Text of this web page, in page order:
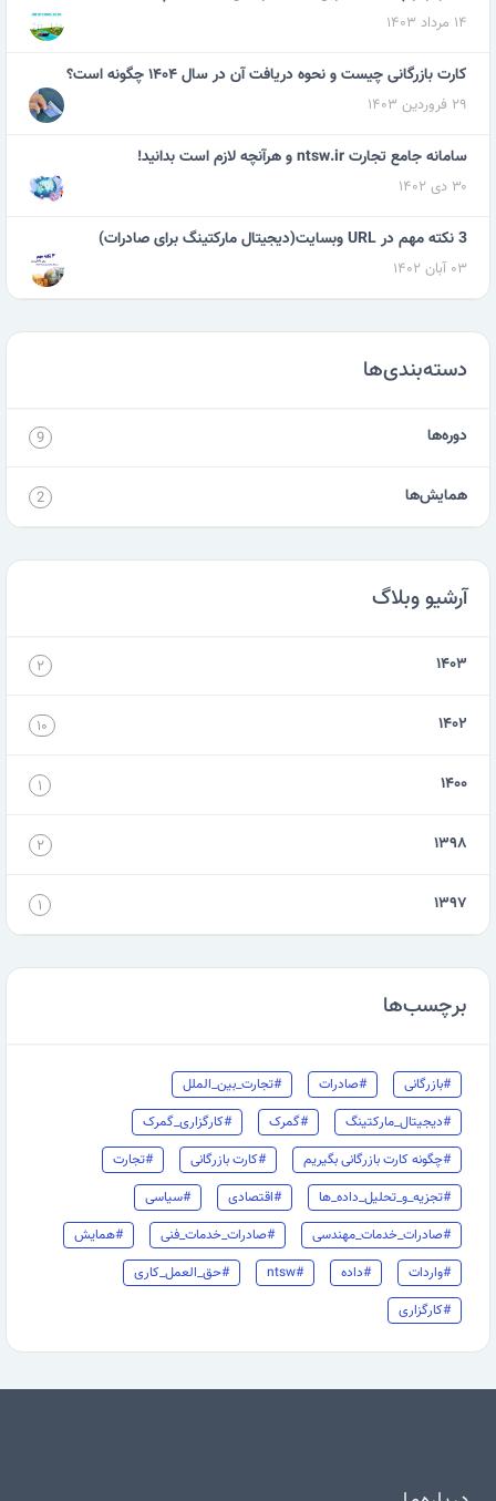
۱۴ مرداد ۱۴۰۳
کارت بازرگانی چیست و نحوه دریافت آن در سال ۱۴۰۴ چگونه است؟
۲۹ فروردین ۱۴۰۳
سامانه جامع تجارت ntsw.ir و هرآنچه لازم است بدانید!
۳۰ دی ۱۴۰۲
3 نکته مهم در URL وبسایت(دیجیتال مارکتینگ برای صادرات)
۰۳ آبان ۱۴۰۲
دسته‌بندی‌ها
دوره‌ها 9
همایش‌ها 2
آرشیو وبلاگ
۱۴۰۳ ۲
۱۴۰۲ ۱۰
۱۴۰۰ ۱
۱۳۹۸ ۲
۱۳۹۷ ۱
برچسب‌ها
#بازرگانی #صادرات
#تجارت_بین_الملل
#دیجیتال_مارکتینگ
#گمرک
#کارگزاری_گمرک
#چگونه کارت بازرگانی بگیریم
#کارت بازرگانی
#تجارت
#تجزیه_و_تحلیل_داده_ها
#اقتصادی
#سیاسی
#صادرات_خدمات_مهندسی
#صادرات_خدمات_فنی
#همایش
#واردات
#داده #ntsw
#حق_العمل_کاری
#کارگزاری